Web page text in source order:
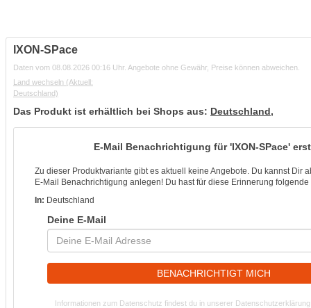
IXON-SPace
Daten vom 08.08.2026 00:16 Uhr. Angebote ohne Gewähr, Preise können abweichen.
Land wechseln (Aktuell:
Deutschland)
Das Produkt ist erhältlich bei Shops aus: Deutschland,
E-Mail Benachrichtigung für 'IXON-SPace'
Zu dieser Produktvariante gibt es aktuell keine Angebote. Du kannst Dir
E-Mail Benachrichtigung anlegen! Du hast für diese Erinnerung
In: Deutschland
Deine E-Mail
BENACHRICHTIGT MICH
Informationen zum Datenschutz findest du in unserer